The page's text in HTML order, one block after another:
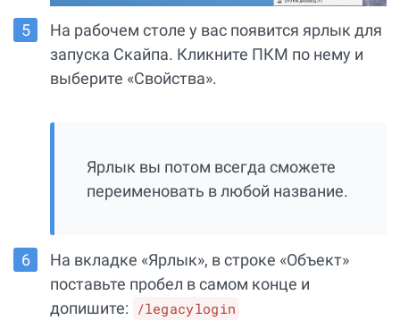
На рабочем столе у вас появится ярлык для
запуска Скайпа. Кликните ПКМ по нему и
выберите «Свойства».
Ярлык вы потом всегда сможете
переименовать в любой название.
На вкладке «Ярлык», в строке «Объект»
поставьте пробел в самом конце и
допишите: /legacylogin